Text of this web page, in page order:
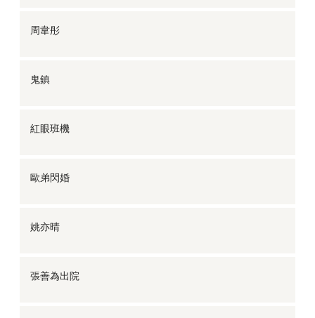
周韋彤
鬼鎮
紅眼班機
歐弟閃婚
姚亦晴
張善為出院